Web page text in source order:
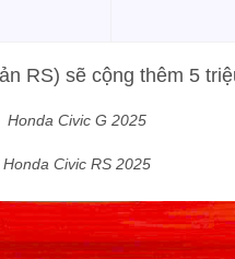
RS) sẽ cộng thêm 5
Honda Civic G 2025
Honda Civic RS 2025